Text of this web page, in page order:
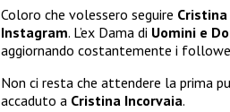
Coloro che volessero seguire
Instagram. L’ex Dama di Uomini e
aggiornando costantemente i
Non ci resta che attendere la prima
accaduto a Cristina Incorvaia.